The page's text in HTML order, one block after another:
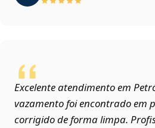
Excelente atendimento em
vazamento foi encontrado em
corrigido de forma limpa.